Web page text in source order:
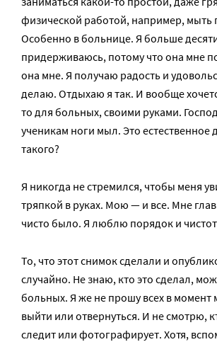
физической работой, например, мыть
Особенно в больнице. Я больше
придерживаюсь, потому что она мне
она мне. Я получаю радость и
делаю. Отдыхаю я так. И вообще
то для больных, своими руками.
ученикам ноги мыл. Это естественное
такого?
Я никогда не стремился, чтобы меня
тряпкой в руках. Мою — и все. Мне
чисто было. Я люблю порядок и
То, что этот снимок сделали и
случайно. Не знаю, кто это сделал,
больных. Я же не прошу всех в момент
выйти или отвернуться. И не смотрю,
следит или фотографирует. Хотя,